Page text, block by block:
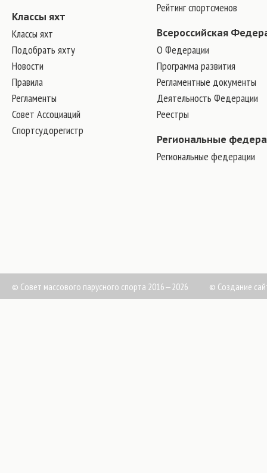
Классы яхт
Классы яхт
Подобрать яхту
Новости
Правила
Регламенты
Совет Ассоциаций
Спортсудорегистр
Рейтинг спортсменов
Всероссийская
О Федерации
Программа развития
Регламентные документы
Деятельность Федерации
Реестры
Региональные
Региональные федерации
© Совет массового парусного спорта 2016—2026 © Создание